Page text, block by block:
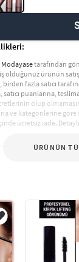
Modayasetarafından
olduğunuz ürünün
birden fazla satıcı
satıcı puanlarına,
olup
ve kategorilerine göre
ücretsiz iade.
ÜRÜNÜN